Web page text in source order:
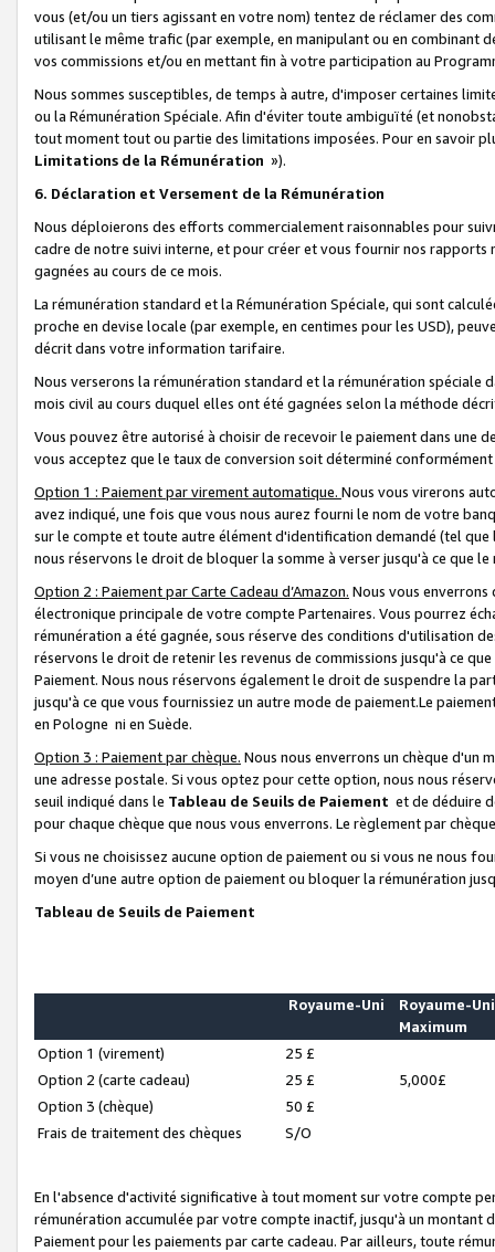
vous (et/ou un tiers agissant en votre nom) tentez de réclamer des
utilisant le même trafic (par exemple, en manipulant ou en combinant
vos commissions et/ou en mettant fin à votre participation au
Nous sommes susceptibles, de temps à autre, d'imposer certaines
ou la Rémunération Spéciale. Afin d'éviter toute ambiguïté (et
tout moment tout ou partie des limitations imposées. Pour en savoir
Limitations de la Rémunération »).
6. Déclaration et Versement de la Rémunération
Nous déploierons des efforts commercialement raisonnables pour
cadre de notre suivi interne, et pour créer et vous fournir nos
gagnées au cours de ce mois.
La rémunération standard et la Rémunération Spéciale, qui sont
proche en devise locale (par exemple, en centimes pour les USD),
décrit dans votre information tarifaire.
Nous verserons la rémunération standard et la rémunération spéciale
mois civil au cours duquel elles ont été gagnées selon la méthode
Vous pouvez être autorisé à choisir de recevoir le paiement dans une
vous acceptez que le taux de conversion soit déterminé
Option 1 : Paiement par virement automatique. Nous vous virerons
avez indiqué, une fois que vous nous aurez fourni le nom de votre
sur le compte et toute autre élément d'identification demandé (tel que
nous réservons le droit de bloquer la somme à verser jusqu'à ce que
Option 2 : Paiement par Carte Cadeau d’Amazon. Nous vous
électronique principale de votre compte Partenaires. Vous pourrez
rémunération a été gagnée, sous réserve des conditions d'utilisation
réservons le droit de retenir les revenus de commissions jusqu'à ce
Paiement. Nous nous réservons également le droit de suspendre la
jusqu'à ce que vous fournissiez un autre mode de paiement.Le
en Pologne ni en Suède.
Option 3 : Paiement par chèque. Nous nous enverrons un chèque d'un
une adresse postale. Si vous optez pour cette option, nous nous
seuil indiqué dans le Tableau de Seuils de Paiement et de déduire
pour chaque chèque que nous vous enverrons. Le règlement par
Si vous ne choisissez aucune option de paiement ou si vous ne nous
moyen d’une autre option de paiement ou bloquer la rémunération
Tableau de Seuils de Paiement
Royaume-Uni
Royaume-Uni
Maximum
Option 1 (virement)
25 £
Option 2 (carte cadeau)
25 £
5,000£
Option 3 (chèque)
50 £
Frais de traitement des chèques
S/O
En l'absence d'activité significative à tout moment sur votre compte
rémunération accumulée par votre compte inactif, jusqu'à un montant
Paiement pour les paiements par carte cadeau. Par ailleurs, toute